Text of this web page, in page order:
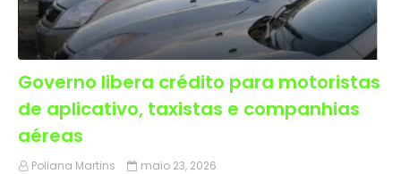
Governo libera crédito para motoristas
de aplicativo, taxistas e companhias
aéreas
Poliana Martins
maio 23, 2026